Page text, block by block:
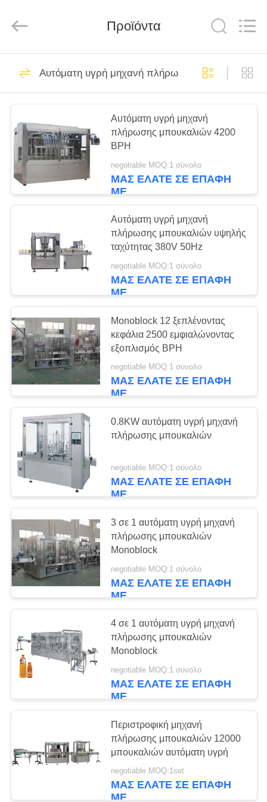
ΣΠΊΤΙ
ΠΡΟΪΌΝΤΑ
ΠΕΡΊΠΟΥ
ΕΜΕΊΣ
ΓΎΡΟΣ
ΕΡΓΟΣΤΑΣΊΩΝ
ΠΟΙΟΤΙΚΌΣ
ΈΛΕΓΧΟΣ
ΜΑΣ
ΕΛΆΤΕ
ΣΕ
ΕΠΑΦΉ
ΜΕ
ΖΗΤΉΣΤΕ
ΈΝΑ
ΑΠΌΣΠΑΣΜΑ
SITEMAP
PRIVACY
POLICY
Management
Services
Γεμίζοντας γραμμή
γάλακτος
Γεμίζοντας γραμμή
γάλακτος
Monoblock
7
Αποστηρωμένη
γεμίζοντας γραμμή
γάλακτος
Περιστροφική
γεμίζοντας γραμμή
μπουκαλιών
γάλακτος
Γραμμή παραγωγής
γάλακτος UHT
Εμφιαλώνοντας
εξοπλισμός
γάλακτος
Προϊόντα
Αυτόματη υγρή μηχανή πλήρωσης μπουκαλιών
Αυτόματη υγρή μηχανή
πλήρωσης μπουκαλιών 4200
BPH
negotiable MOQ:1 σύνολο
ΜΑΣ ΕΛΆΤΕ ΣΕ ΕΠΑΦΉ
ΜΕ
Αυτόματη υγρή μηχανή
πλήρωσης μπουκαλιών υψηλής
ταχύτητας 380V 50Hz
negotiable MOQ:1 σύνολο
ΜΑΣ ΕΛΆΤΕ ΣΕ ΕΠΑΦΉ
ΜΕ
Monoblock 12 ξεπλένοντας
κεφάλια 2500 εμφιαλώνοντας
εξοπλισμός BPH
negotiable MOQ:1 σύνολο
ΜΑΣ ΕΛΆΤΕ ΣΕ ΕΠΑΦΉ
ΜΕ
0.8KW αυτόματη υγρή μηχανή
πλήρωσης μπουκαλιών
negotiable MOQ:1 σύνολο
ΜΑΣ ΕΛΆΤΕ ΣΕ ΕΠΑΦΉ
ΜΕ
3 σε 1 αυτόματη υγρή μηχανή
πλήρωσης μπουκαλιών
Monoblock
negotiable MOQ:1 σύνολο
ΜΑΣ ΕΛΆΤΕ ΣΕ ΕΠΑΦΉ
ΜΕ
4 σε 1 αυτόματη υγρή μηχανή
πλήρωσης μπουκαλιών
Monoblock
negotiable MOQ:1 σύνολο
ΜΑΣ ΕΛΆΤΕ ΣΕ ΕΠΑΦΉ
ΜΕ
Περιστροφική μηχανή
πλήρωσης μπουκαλιών 12000
μπουκαλιών αυτόματη υγρή
negotiable MOQ:1set
ΜΑΣ ΕΛΆΤΕ ΣΕ ΕΠΑΦΉ
ΜΕ